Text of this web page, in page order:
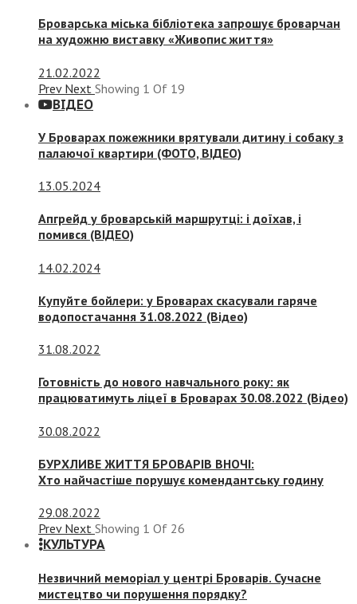
Броварська міська бібліотека запрошує броварчан
на художню виставку «Живопис життя»
21.02.2022
Prev Next Showing 1 Of 19
ВІДЕО
У Броварах пожежники врятували дитину і собаку з
палаючої квартири (ФОТО, ВІДЕО)
13.05.2024
Апгрейд у броварській маршрутці: і доїхав, і
помився (ВІДЕО)
14.02.2024
Купуйте бойлери: у Броварах скасували гаряче
водопостачання 31.08.2022 (Відео)
31.08.2022
Готовність до нового навчального року: як
працюватимуть ліцеї в Броварах 30.08.2022 (Відео)
30.08.2022
БУРХЛИВЕ ЖИТТЯ БРОВАРІВ ВНОЧІ:
Хто найчастіше порушує комендантську годину
29.08.2022
Prev Next Showing 1 Of 26
КУЛЬТУРА
Незвичний меморіал у центрі Броварів. Сучасне
мистецтво чи порушення порядку?